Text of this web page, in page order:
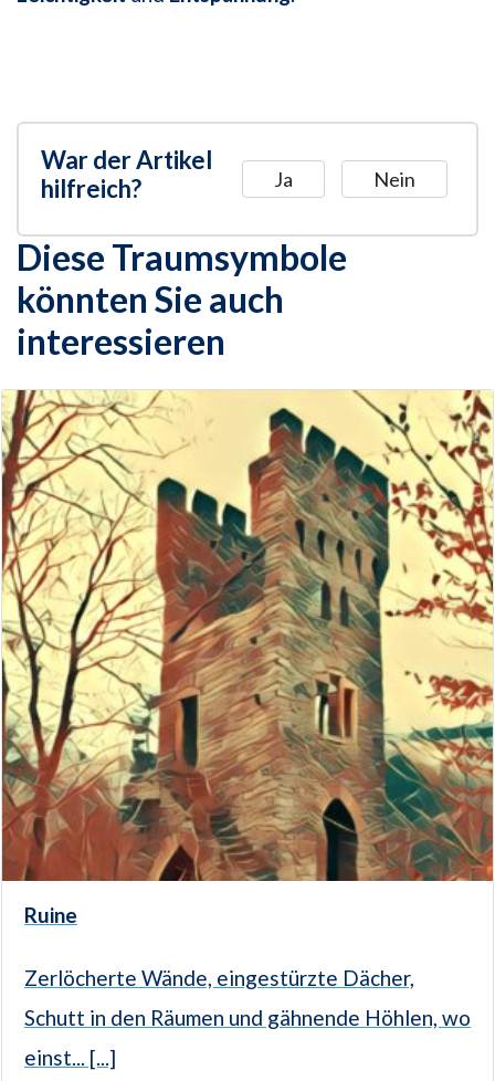
War der Artikel
hilfreich?
Ja Nein
Diese Traumsymbole
könnten Sie auch
interessieren
Ruine
Zerlöcherte Wände, eingestürzte Dächer,
Schutt in den Räumen und gähnende Höhlen, wo
einst... [...]